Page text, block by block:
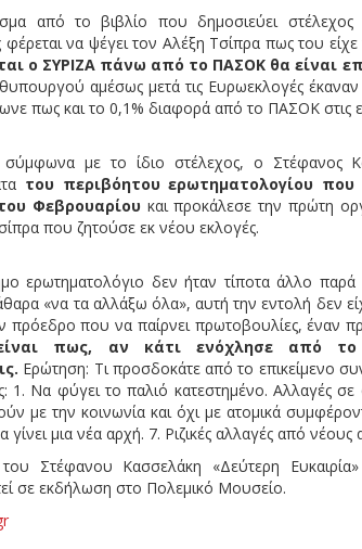
από το βιβλίο που δημοσιεύει
να ψέγει τον Αλέξη Τσίπρα πως του
ο ΣΥΡΙΖΑ πάνω από το ΠΑΣΟΚ θα είναι
αμέσως μετά τις Ευρωεκλογές έκαναν
πως και το 0,1% διαφορά από το ΠΑΣΟΚ στις
σύμφωνα με το ίδιο στέλεχος, ο Στέφανος
του περιβόητου ερωτηματολογίου που
Φεβρουαρίου και προκάλεσε την πρώτη
που ζητούσε εκ νέου εκλογές.
ερωτηματολόγιο δεν ήταν τίποτα άλλο
«να τα αλλάξω όλα», αυτή την εντολή
πρόεδρο που να παίρνει πρωτοβουλίες, έναν
πως, αν κάτι ενόχλησε από το
Ερώτηση: Τι προσδοκάτε από το επικείμενο
1. Να φύγει το παλιό κατεστημένο. Αλλαγές
με την κοινωνία και όχι με ατομικά
γίνει μια νέα αρχή. 7. Ριζικές αλλαγές από
Στέφανου Κασσελάκη «Δεύτερη
σε εκδήλωση στο Πολεμικό Μουσείο.